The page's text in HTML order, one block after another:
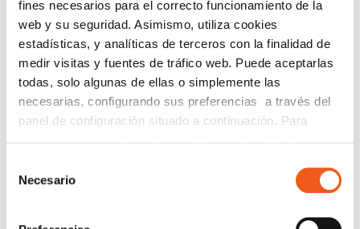
fines necesarios para el correcto funcionamiento de la
web y su seguridad. Asimismo, utiliza cookies
estadísticas, y analíticas de terceros con la finalidad de
medir visitas y fuentes de tráfico web. Puede aceptarlas
todas, solo algunas de ellas o simplemente las
necesarias, configurando sus preferencias a través del
panel de configuración situado a continuación. Para
consultar nuestra política de cookies
política de cookies
Necesario
Teléfono de contacto
e-mail